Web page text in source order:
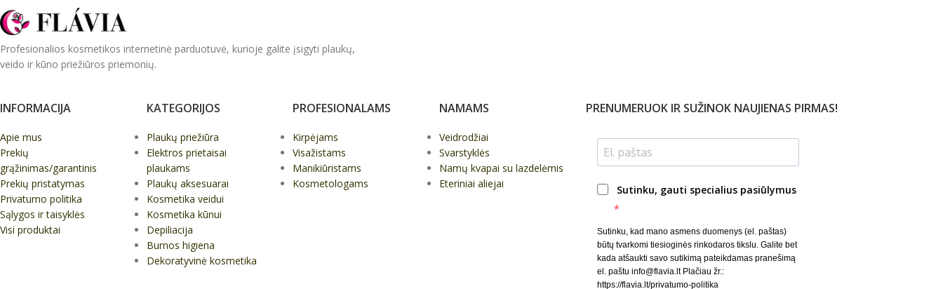
Profesionalios kosmetikos internetinė parduotuvė, kurioje galite įsigyti plaukų,
veido ir kūno priežiūros priemonių.
INFORMACIJA
Apie mus
Prekių
grąžinimas/garantinis
Prekių pristatymas
Privatumo politika
Sąlygos ir taisyklės
Visi produktai
KATEGORIJOS
Plaukų priežiūra
Elektros prietaisai
plaukams
Plaukų aksesuarai
Kosmetika veidui
Kosmetika kūnui
Depiliacija
Burnos higiena
Dekoratyvinė kosmetika
PROFESIONALAMS
Kirpėjams
Visažistams
Manikiūristams
Kosmetologams
NAMAMS
Veidrodžiai
Svarstyklės
Namų kvapai su lazdelėmis
Eteriniai aliejai
PRENUMERUOK IR SUŽINOK NAUJIENAS PIRMAS!
Sutinku, gauti specialius pasiūlymus
Sutinku, kad mano asmens duomenys (el. paštas)
būtų tvarkomi tiesioginės rinkodaros tikslu. Galite bet
kada atšaukti savo sutikimą pateikdamas pranešimą
el. paštu info@flavia.lt Plačiau žr.:
https://flavia.lt/privatumo-politika